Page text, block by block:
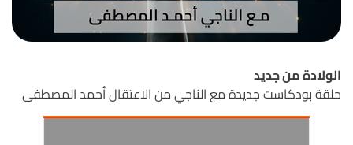
الولادة من جديد
حلقة بودكاست جديدة مع الناجي من الاعتقال أحمد المصطفى